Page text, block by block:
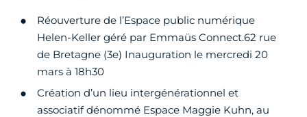
Réouverture de l’Espace public numérique
Helen-Keller géré par Emmaüs Connect.62 rue
de Bretagne (3e) Inauguration le mercredi 20
mars à 18h30
Création d’un lieu intergénérationnel et
associatif dénommé Espace Maggie Kuhn, au